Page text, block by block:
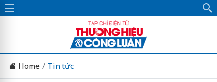
Home Tin tức